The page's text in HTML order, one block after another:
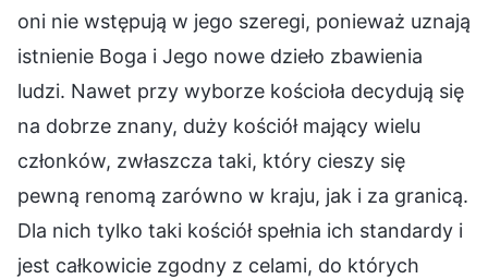
oni nie wstępują w jego szeregi, ponieważ uznają
istnienie Boga i Jego nowe dzieło zbawienia
ludzi. Nawet przy wyborze kościoła decydują się
na dobrze znany, duży kościół mający wielu
członków, zwłaszcza taki, który cieszy się
pewną renomą zarówno w kraju, jak i za granicą.
Dla nich tylko taki kościół spełnia ich standardy i
jest całkowicie zgodny z celami, do których